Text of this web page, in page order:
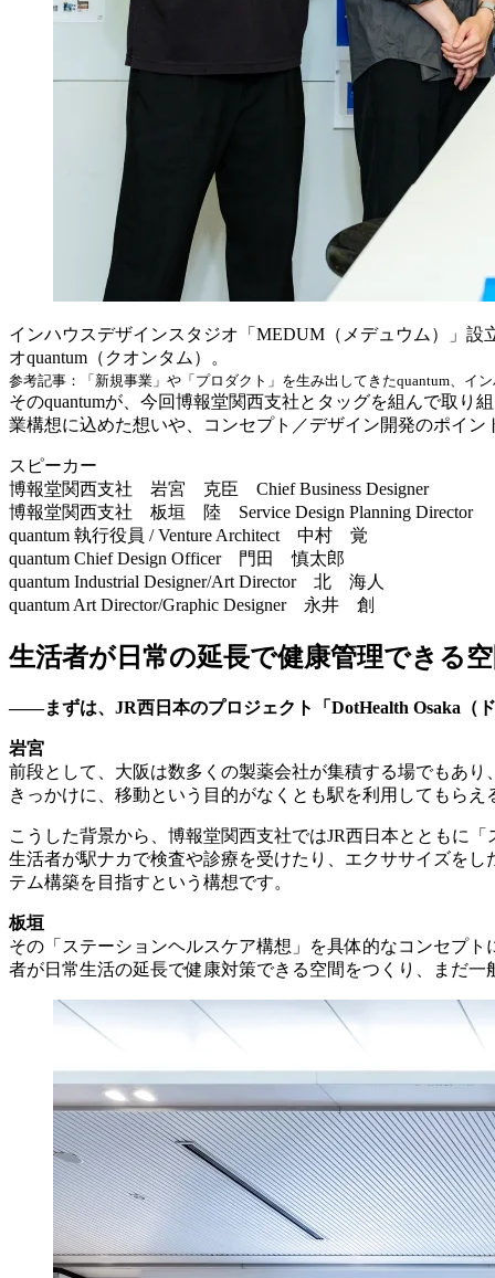
インハウスデザインスタジオ「MEDUM（メデュウム）」
オquantum（クオンタム）。
参考記事：「新規事業」や「プロダクト」を生み出してきたquantum、イ
そのquantumが、今回博報堂関西支社とタッグを組んで取り
業構想に込めた想いや、コンセプト／デザイン開発のポイ
スピーカー
博報堂関西支社 岩宮 克臣 Chief Business Designer
博報堂関西支社 板垣 陸 Service Design Planning Director
quantum 執行役員 / Venture Architect 中村 覚
quantum Chief Design Officer 門田 慎太郎
quantum Industrial Designer/Art Director 北 海人
quantum Art Director/Graphic Designer 永井 創
生活者が日常の延長で健康管理できる
――まずは、JR西日本のプロジェクト「DotHealth Osaka（
岩宮
前段として、大阪は数多くの製薬会社が集積する場でもあ
きっかけに、移動という目的がなくとも駅を利用してもらえ
こうした背景から、博報堂関西支社ではJR西日本とともに
生活者が駅ナカで検査や診療を受けたり、エクササイズを
テム構築を目指すという構想です。
板垣
その「ステーションヘルスケア構想」を具体的なコンセプ
者が日常生活の延長で健康対策できる空間をつくり、まだ